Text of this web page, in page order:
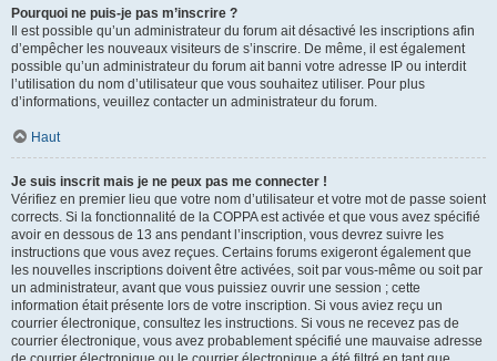
Pourquoi ne puis-je pas m’inscrire ?
Il est possible qu’un administrateur du forum ait désactivé les inscriptions afin
d’empêcher les nouveaux visiteurs de s’inscrire. De même, il est également
possible qu’un administrateur du forum ait banni votre adresse IP ou interdit
l’utilisation du nom d’utilisateur que vous souhaitez utiliser. Pour plus
d’informations, veuillez contacter un administrateur du forum.
Haut
Je suis inscrit mais je ne peux pas me connecter !
Vérifiez en premier lieu que votre nom d’utilisateur et votre mot de passe soient
corrects. Si la fonctionnalité de la COPPA est activée et que vous avez spécifié
avoir en dessous de 13 ans pendant l’inscription, vous devrez suivre les
instructions que vous avez reçues. Certains forums exigeront également que
les nouvelles inscriptions doivent être activées, soit par vous-même ou soit par
un administrateur, avant que vous puissiez ouvrir une session ; cette
information était présente lors de votre inscription. Si vous aviez reçu un
courrier électronique, consultez les instructions. Si vous ne recevez pas de
courrier électronique, vous avez probablement spécifié une mauvaise adresse